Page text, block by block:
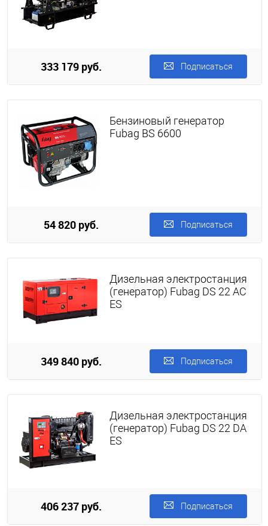
333 179 руб. Подписаться
Бензиновый генератор
Fubag BS 6600
54 820 руб. Подписаться
Дизельная электростанция
(генератор) Fubag DS 22 AC
ES
349 840 руб. Подписаться
Дизельная электростанция
(генератор) Fubag DS 22 DA
ES
406 237 руб. Подписаться